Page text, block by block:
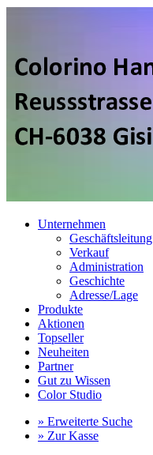
Unternehmen
Geschäftsleitung
Verkauf
Administration
Geschichte
Adresse/Lage
Produkte
Aktionen
Topseller
Neuheiten
Partner
Gut zu Wissen
Color Studio
» Erweiterte Suche
» Zur Kasse